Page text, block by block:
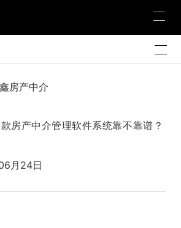
房产中介
房产中介管理软件系统靠不靠谱？
月24日